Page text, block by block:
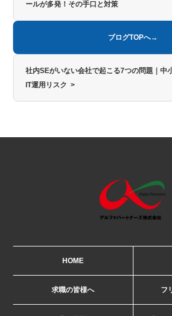
ールが多発！その手口と対策
ブログTOPへ→
社内SEがいない会社で起こる7つの問題｜中
IT運用リスク >
HOME
求職の皆様へ フ